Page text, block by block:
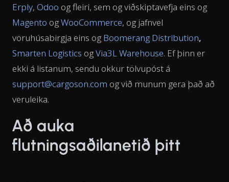
Erply, Odoo og fleiri, sem og viðskiptavefja eins og
Magento ogWooCommerce, og jafnvel
vöruhúsabirgja eins og Boomerang Distribution,
Smarten Logistics ogVia3L Warehouse. Ef þinn er
ekki á listanum, sendu okkur tölvupóst á
support@cargoson.com og við munum gera það að
veruleika.
Að auka
flutningsaðilanetið þitt